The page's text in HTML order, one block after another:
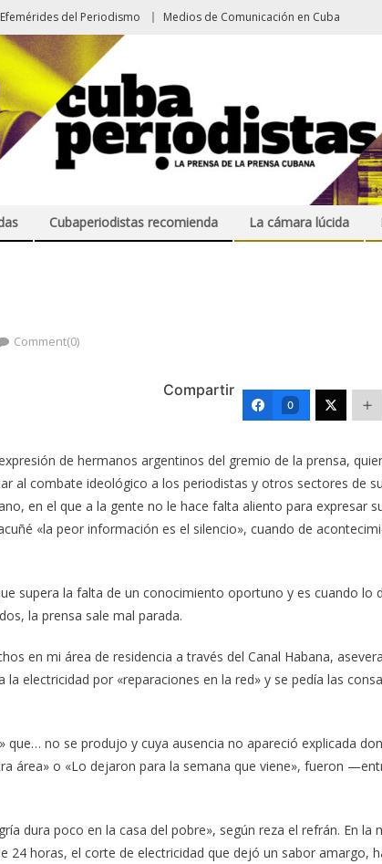
Efemérides del Periodismo Medios de Comunicación en Cuba
Cubaperiodistas recomienda La cámara lúcida
Comment(0)
Compartir
0
de hermanos argentinos del gremio de la prensa,
al combate ideológico a los periodistas y otros sectores de
en el que a la gente no le hace falta aliento para expresar
«la peor información es el silencio», cuando de
supera la falta de un conocimiento oportuno y es cuando lo
la prensa sale mal parada.
en mi área de residencia a través del Canal Habana,
electricidad por «reparaciones en la red» y se pedía las
no se produjo y cuya ausencia no apareció explicada
área» o «Lo dejaron para la semana que viene», fueron
dura poco en la casa del pobre», según reza el refrán. En la
24 horas, el corte de electricidad que dejó un sabor amargo,